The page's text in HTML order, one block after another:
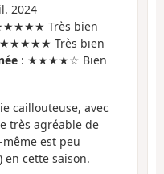
2024
Très bien
Très bien
: ★★★★☆ Bien
caillouteuse, avec
très agréable de
est peu
en cette saison.